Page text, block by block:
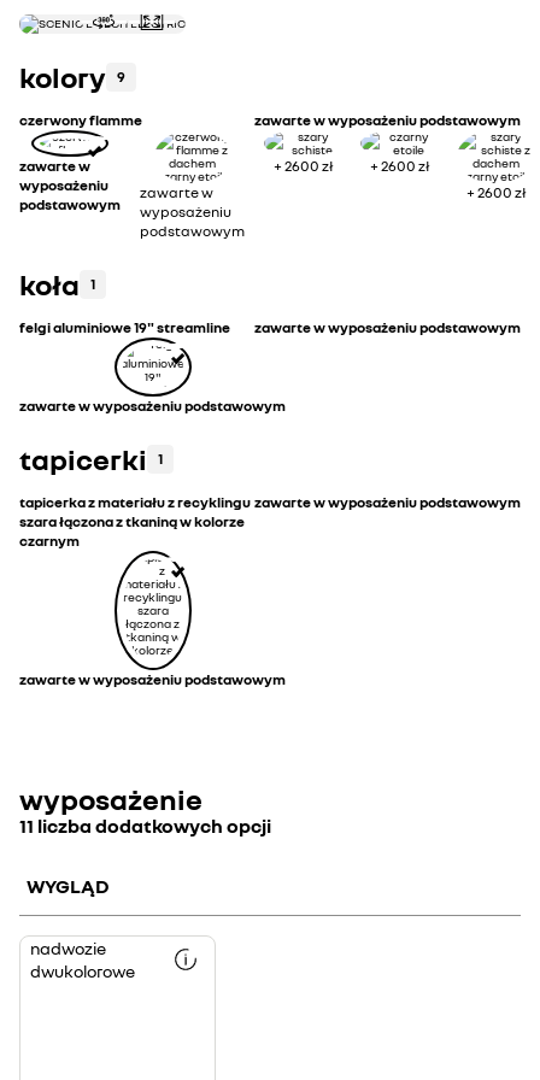
kolory 9
czerwony flamme zawarte w wyposażeniu podstawowym
zawarte w
wyposażeniu
podstawowym
zawarte w
wyposażeniu
podstawowym
+2600 zł +2600 zł
+2600 zł
koła 1
felgi aluminiowe 19" streamline zawarte w wyposażeniu podstawowym
zawarte w wyposażeniu podstawowym
tapicerki 1
tapicerka z materiału z recyklingu
szara łączona z tkaniną w kolorze
czarnym
zawarte w wyposażeniu podstawowym
zawarte w wyposażeniu podstawowym
wyposażenie
11 liczba dodatkowych opcji
WYGLĄD
nadwozie
dwukolorowe